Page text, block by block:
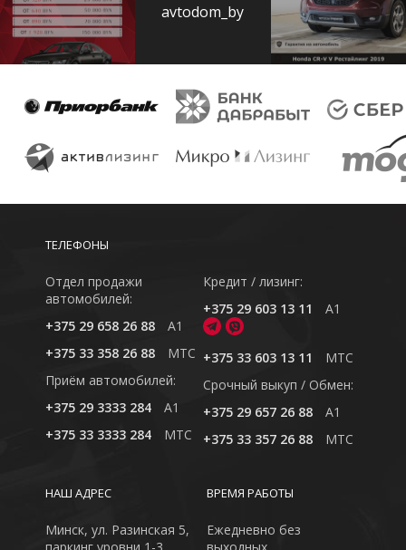
avtodom_by
ТЕЛЕФОНЫ
Отдел продажи
автомобилей:
+375 29 658 26 88
A1
+375 33 358 26 88
MTC
Приём автомобилей:
+375 29 3333 284
A1
+375 33 3333 284
MTC
Кредит / лизинг:
+375 29 603 13 11
A1
+375 33 603 13 11
MTC
Cрочный выкуп / Обмен:
+375 29 657 26 88
A1
+375 33 357 26 88
MTC
ВРЕМЯ РАБОТЫ
Ежедневно без
НАШ АДРЕС
Минск, ул. Разинская 5,